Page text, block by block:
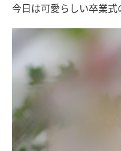
今日は可愛らしい卒業